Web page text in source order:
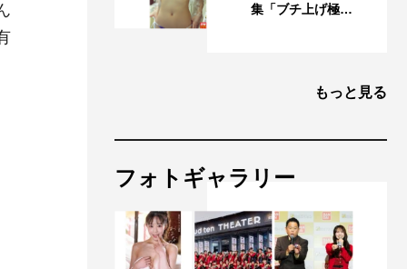
集「ブチ上げ極…
もっと見る
フォトギャラリー